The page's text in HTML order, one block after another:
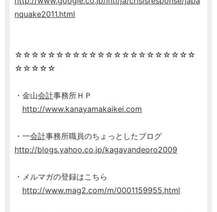
nquake2011.html
☆☆☆☆☆☆☆☆☆☆☆☆☆☆☆☆☆☆☆☆☆☆
☆☆☆☆☆
・金山会計事務所ＨＰ
http://www.kanayamakaikei.com
・一会計事務所職員のちょっとしたブログ
http://blogs.yahoo.co.jp/kagayandeoro2009
・メルマガの登録はこちら
http://www.mag2.com/m/0001159955.html